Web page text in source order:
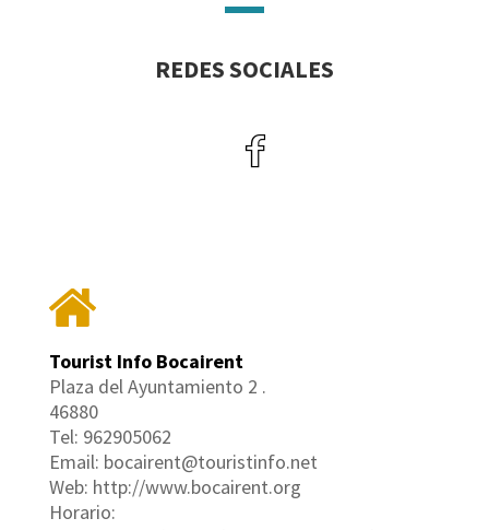
REDES SOCIALES
Tourist Info Bocairent
Plaza del Ayuntamiento 2 .
46880
Tel: 962905062
Email: bocairent@touristinfo.net
Web: http://www.bocairent.org
Horario: